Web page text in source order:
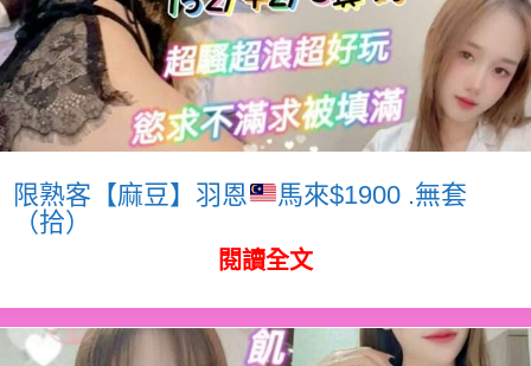
限熟客【麻豆】羽恩
馬來$1900 .無套
（拾）
閱讀全文